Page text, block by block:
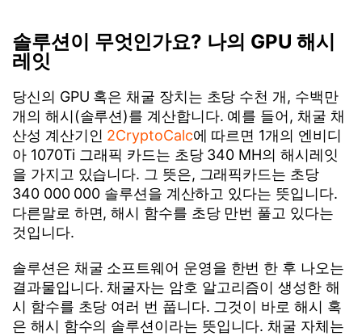
솔루션이 무엇인가요? 나의 GPU 해시
레잇
당신의 GPU 혹은 채굴 장치는 초당 수천 개, 수백만
개의 해시(솔루션)를 계산합니다. 예를 들어, 채굴 채
산성 계산기인 2CryptoCalc에 따르면 1개의 엔비디
아 1070Ti 그래픽 카드는 초당 340 MH의 해시레잇
을 가지고 있습니다. 그 뜻은, 그래픽카드는 초당
340 000 000 솔루션을 계산하고 있다는 뜻입니다.
다른말로 하면, 해시 함수를 초당 만번 풀고 있다는
것입니다.
솔루션은 채굴 소프트웨어 운영을 한번 한 후 나오는
결과물입니다. 채굴자는 암호 알고리즘이 생성한 해
시 함수를 초당 여러 번 풉니다. 그것이 바로 해시 혹
은 해시 함수의 솔루션이라는 뜻입니다. 채굴 자체는